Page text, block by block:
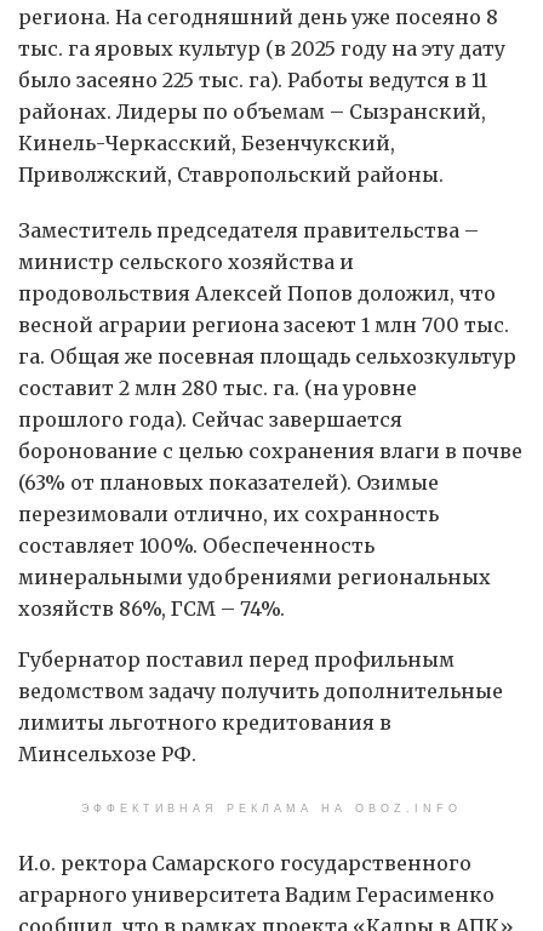
региона. На сегодняшний день уже посеяно 8
тыс. га яровых культур (в 2025 году на эту дату
было засеяно 225 тыс. га). Работы ведутся в 11
районах. Лидеры по объемам – Сызранский,
Кинель-Черкасский, Безенчукский,
Приволжский, Ставропольский районы.
Заместитель председателя правительства –
министр сельского хозяйства и
продовольствия Алексей Попов доложил, что
весной аграрии региона засеют 1 млн 700 тыс.
га. Общая же посевная площадь сельхозкультур
составит 2 млн 280 тыс. га. (на уровне
прошлого года). Сейчас завершается
боронование с целью сохранения влаги в почве
(63% от плановых показателей). Озимые
перезимовали отлично, их сохранность
составляет 100%. Обеспеченность
минеральными удобрениями региональных
хозяйств 86%, ГСМ – 74%.
Губернатор поставил перед профильным
ведомством задачу получить дополнительные
лимиты льготного кредитования в
Минсельхозе РФ.
ЭФФЕКТИВНАЯ РЕКЛАМА НА OBOZ.INFO
И.о. ректора Самарского государственного
аграрного университета Вадим Герасименко